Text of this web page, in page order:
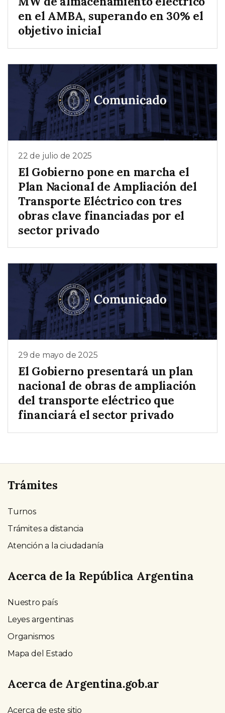
en el AMBA, superando en 30% el
objetivo inicial
22 de julio de 2025
El Gobierno pone en marcha el
Plan Nacional de Ampliación del
Transporte Eléctrico con tres
obras clave financiadas por el
sector privado
29 de mayo de 2025
El Gobierno presentará un plan
nacional de obras de ampliación
del transporte eléctrico que
financiará el sector privado
Trámites
Turnos
Trámites a distancia
Atención a la ciudadanía
Acerca de la República Argentina
Nuestro país
Leyes argentinas
Organismos
Mapa del Estado
Acerca de Argentina.gob.ar
Acerca de este sitio